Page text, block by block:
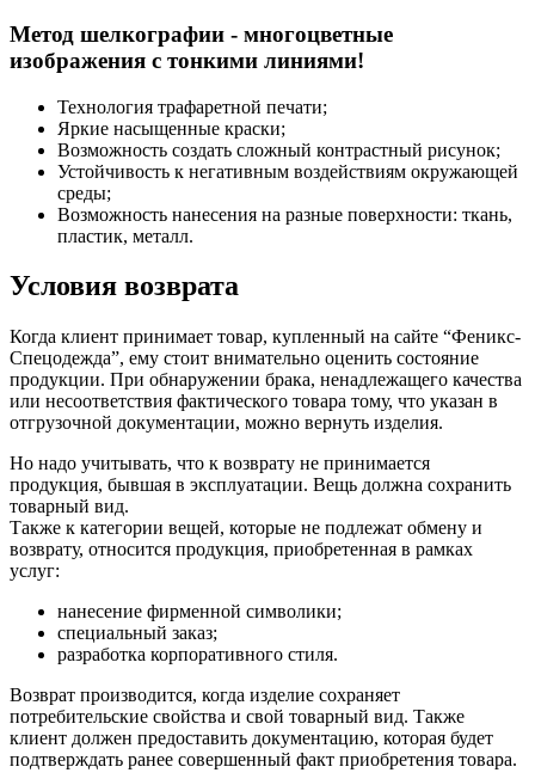
Метод шелкографии - многоцветные
изображения с тонкими линиями!
Технология трафаретной печати;
Яркие насыщенные краски;
Возможность создать сложный контрастный рисунок;
Устойчивость к негативным воздействиям окружающей
среды;
Возможность нанесения на разные поверхности: ткань,
пластик, металл.
Условия возврата
Когда клиент принимает товар, купленный на сайте “Феникс-
Спецодежда”, ему стоит внимательно оценить состояние
продукции. При обнаружении брака, ненадлежащего качества
или несоответствия фактического товара тому, что указан в
отгрузочной документации, можно вернуть изделия.
Но надо учитывать, что к возврату не принимается
продукция, бывшая в эксплуатации. Вещь должна сохранить
товарный вид.
Также к категории вещей, которые не подлежат обмену и
возврату, относится продукция, приобретенная в рамках
услуг:
нанесение фирменной символики;
специальный заказ;
разработка корпоративного стиля.
Возврат производится, когда изделие сохраняет
потребительские свойства и свой товарный вид. Также
клиент должен предоставить документацию, которая будет
подтверждать ранее совершенный факт приобретения товара.